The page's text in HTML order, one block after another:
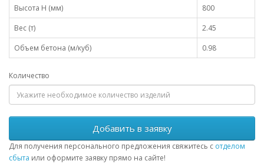
Высота H (мм)
800
Вес (т)
2.45
Объем бетона (м/куб)
0.98
Количество
Добавить в заявку
Для получения персонального предложения свяжитесь с отделом
сбыта или оформите заявку прямо на сайте!